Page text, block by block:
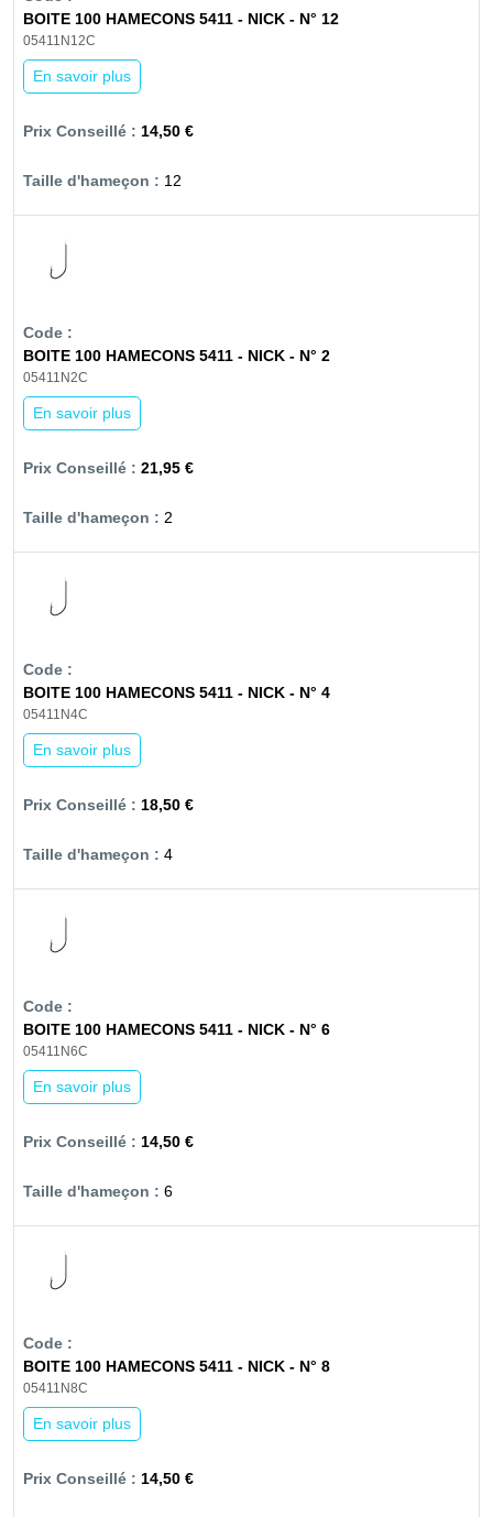
BOITE 100 HAMECONS 5411 - NICK - N° 12
05411N12C
En savoir plus
14,50 €
12
BOITE 100 HAMECONS 5411 - NICK - N° 2
05411N2C
En savoir plus
21,95 €
2
BOITE 100 HAMECONS 5411 - NICK - N° 4
05411N4C
En savoir plus
18,50 €
4
BOITE 100 HAMECONS 5411 - NICK - N° 6
05411N6C
En savoir plus
14,50 €
6
BOITE 100 HAMECONS 5411 - NICK - N° 8
05411N8C
En savoir plus
14,50 €